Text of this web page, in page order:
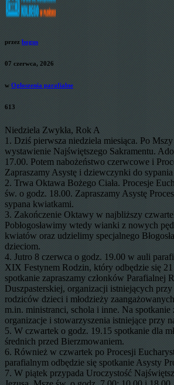
przez bogus
07 czerwca, 2026
w Ogłoszenia parafialne
613
Niedziela Zwykła, Rok A
1. Dziś pierwsza niedziela miesiąca. Po
wystawienie Najświętszego Sakramentu.
17.00. Potem nabożeństwo czerwcowe i
Zapraszamy Asystę i dziewczynki do
2. Trwa Oktawa Bożego Ciała. Procesje
św. o godz. 18.00. Zapraszamy Asystę
sypana kwiatkami.
3. Zakończenie Oktawy w najbliższy
Pobłogosławimy wtedy wianki z nowych
kwiatów oraz udzielimy specjalnego
dzieciom.
4. Jutro 8 czerwca o godz. 19.00 w auli
XIX Festynem Rodzin, który odbędzie się
spotkanie zapraszamy członków Parafialnej
Duszpasterskiej, organizacji istniejących
rodziców dzieci i młodzieży
m.in. ministranci, schola i inne. Na spotkanie
organizacje i stowarzyszenia istniejące przy
5. W czwartek o godz. 19.15 spotkanie dla
średnich przed Bierzmowaniem.
6. Również w czwartek po Procesji
parafialnym odbędzie się spotkanie Asysty
7. W piątek przypada Uroczystość